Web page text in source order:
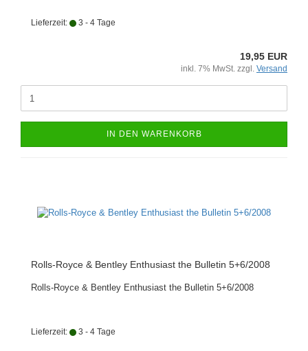
Lieferzeit: 3 - 4 Tage
19,95 EUR
inkl. 7% MwSt. zzgl. Versand
IN DEN WARENKORB
Rolls-Royce & Bentley Enthusiast the Bulletin 5+6/2008
Rolls-Royce & Bentley Enthusiast the Bulletin 5+6/2008
Lieferzeit: 3 - 4 Tage